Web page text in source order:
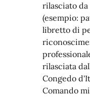
rilasciato
(esempio:
libretto di
rilasciata
Congedo
Comando